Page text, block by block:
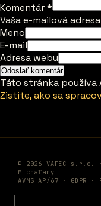
Komentár*
Vaša e-mailová
Meno
E-mail
Adresa webu
Táto stránka používa
Zistite, ako sa
© 2026 VAFEC
Michaľany
AVMS AP/67 · GDPR ·